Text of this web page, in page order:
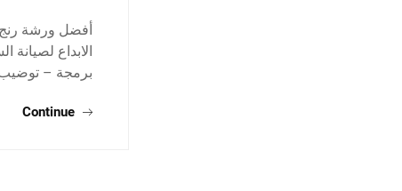
الابداع
برمجة –
Continue